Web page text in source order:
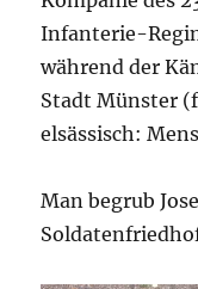
Infanterie-
während der
Stadt Münster
elsässisch:
Man begrub